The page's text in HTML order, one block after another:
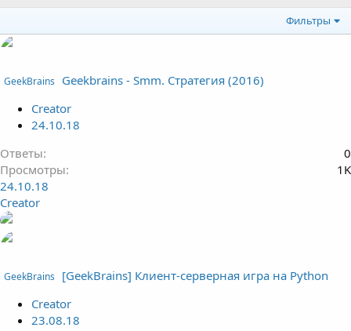
Фильтры
GeekBrains
Geekbrains - Smm. Стратегия (2016)
Creator
24.10.18
Ответы
0
Просмотры
1K
24.10.18
Creator
GeekBrains
[GeekBrains] Клиент-серверная игра на Python
Creator
23.08.18